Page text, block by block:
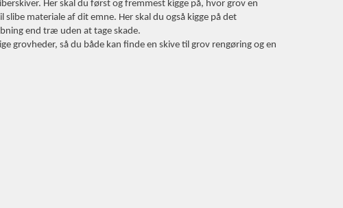
Her skal du først og fremmest kigge på, hvor grov en
materiale af dit emne. Her skal du også kigge på det
end træ uden at tage skade.
grovheder, så du både kan finde en skive til grov rengøring og en